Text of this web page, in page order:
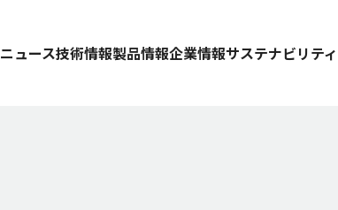
ニュース技術情報製品情報企業情報サステナビリティ